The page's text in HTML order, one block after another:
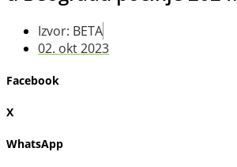
Izvor: BETA
02. okt 2023
Facebook
X
WhatsApp